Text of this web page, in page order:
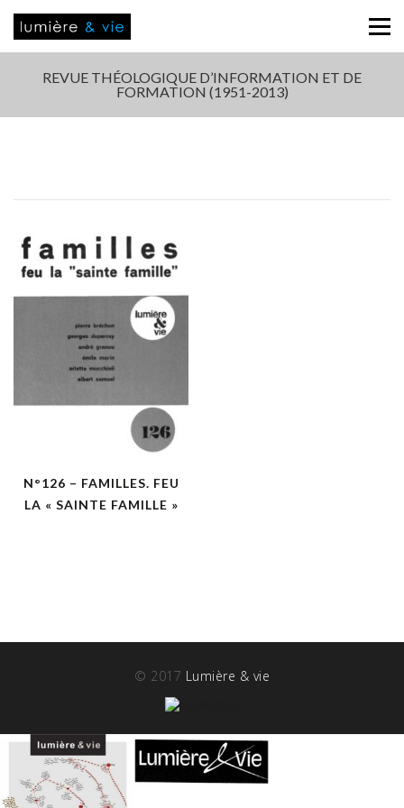
REVUE THÉOLOGIQUE D’INFORMATION ET DE
FORMATION (1951-2013)
N°126 – FAMILLES. FEU
LA « SAINTE FAMILLE »
© 2017 Lumière & vie